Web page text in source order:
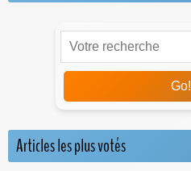
Go!
Articles les plus votés